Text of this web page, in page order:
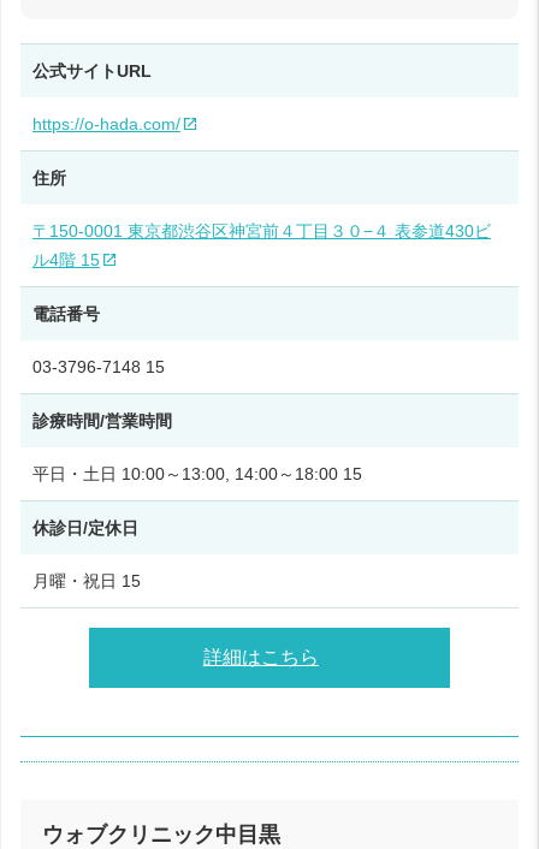
公式サイトURL
https://o-hada.com/
住所
〒150-0001 東京都渋谷区神宮前４丁目３０−４ 表参道430ビ
ル4階 15
電話番号
03-3796-7148 15
診療時間/営業時間
平日・土日 10:00～13:00, 14:00～18:00 15
休診日/定休日
月曜・祝日 15
詳細はこちら
ウォブクリニック中目黒